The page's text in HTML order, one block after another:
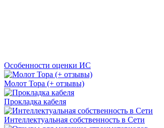
Особенности оценки ИС
Молот Тора (+ отзывы)
Прокладка кабеля
Интеллектуальная собственность в Сети